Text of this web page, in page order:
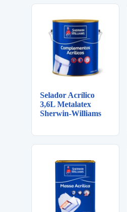
Selador Acrílico
3,6L Metalatex
Sherwin-Williams